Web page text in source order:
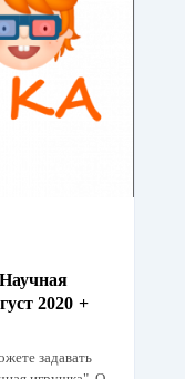
2020 +
задавать